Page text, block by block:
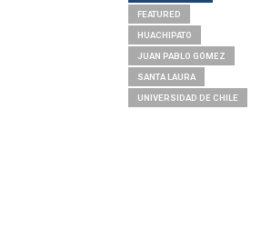
FEATURED
HUACHIPATO
JUAN PABLO GÓMEZ
SANTA LAURA
UNIVERSIDAD DE CHILE